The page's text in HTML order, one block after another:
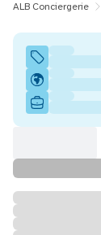
ALB Conciergerie